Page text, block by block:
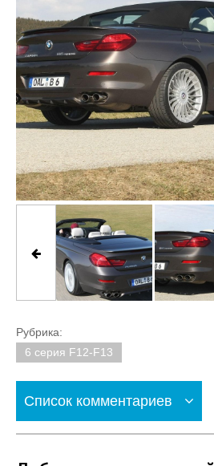
Рубрика:
6 серия F12-F13
Список комментариев